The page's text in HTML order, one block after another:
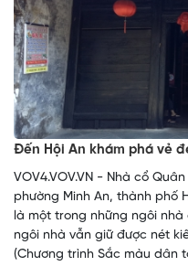
Đến Hội An khám phá vẻ
VOV4.VOV.VN - Nhà cổ
phường Minh An, thành phố
là một trong những ngôi nhà
ngôi nhà vẫn giữ được nét
(Chương trình Sắc màu dân